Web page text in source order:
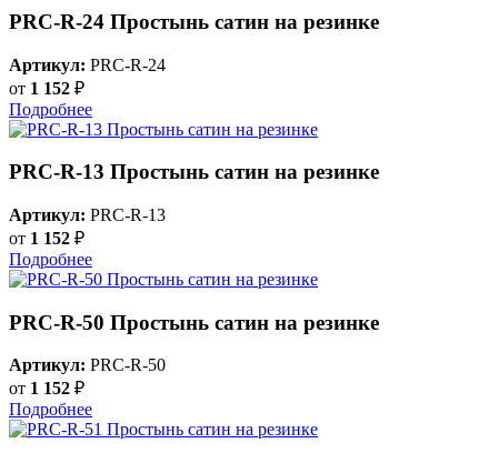
PRC-R-24 Простынь сатин на резинке
Артикул: PRC-R-24
от 1 152 ₽
Подробнее
PRC-R-13 Простынь сатин на резинке
Артикул: PRC-R-13
от 1 152 ₽
Подробнее
PRC-R-50 Простынь сатин на резинке
Артикул: PRC-R-50
от 1 152 ₽
Подробнее